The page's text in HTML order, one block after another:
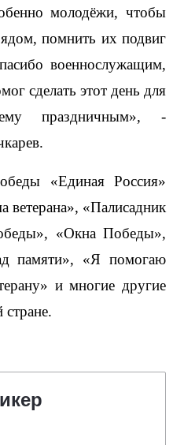
молодёжи, чтобы
помнить их подвиг
военнослужащим,
сделать этот день для
праздничным», -
«Единая Россия»
ветерана», «Палисадник
«Окна Победы»,
памяти», «Я помогаю
и многие другие